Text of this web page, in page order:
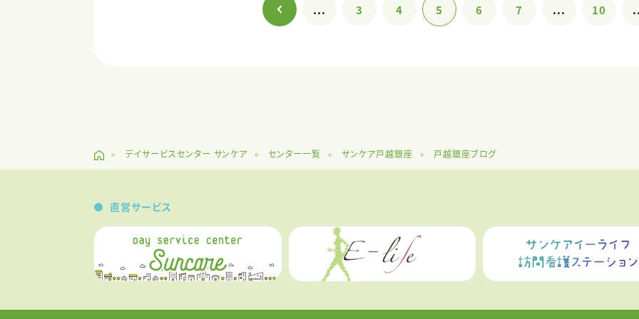
... 3 4 5 6 7 ... 10
デイサービスセンター サンケア センター一覧 サンケア戸越銀座 戸越銀座ブログ
直営サービス